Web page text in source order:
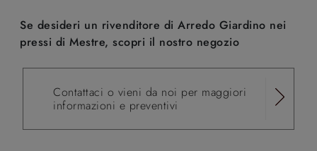
Se desideri un rivenditore di Arredo Giardino nei
pressi di Mestre, scopri il nostro negozio
Contattaci o vieni da noi per maggiori
informazioni e preventivi